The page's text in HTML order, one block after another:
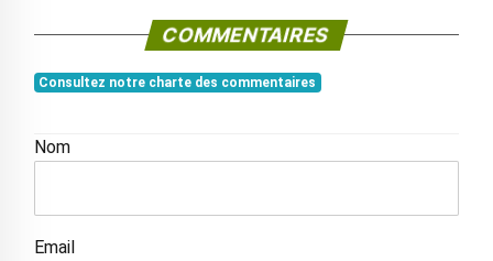
COMMENTAIRES
Consultez notre charte des commentaires
Nom
Email